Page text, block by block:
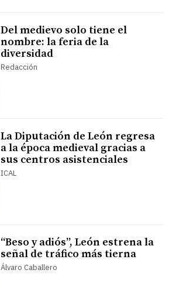
Del medievo solo tiene el
nombre: la feria de la
diversidad
Redacción
La Diputación de León regresa
a la época medieval gracias a
sus centros asistenciales
ICAL
“Beso y adiós”, León estrena la
señal de tráfico más tierna
Álvaro Caballero